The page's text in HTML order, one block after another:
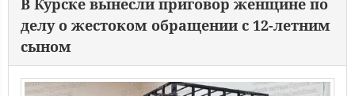
В Курске вынесли приговор женщине по
делу о жестоком обращении с 12-летним
сыном